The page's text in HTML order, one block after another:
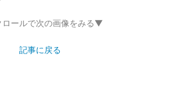
ールで次の画像をみる▼
記事に戻る